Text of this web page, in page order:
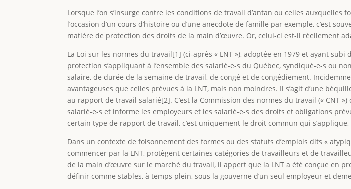
Lorsque l’on s’insurge contre les conditions de travail d’antan ou celles
l’occasion d’un cours d’histoire ou d’une anecdote de famille par exemple, c’est
matière de protection des droits de la main d’œuvre. Or, celui-ci est-il réellement
La Loi sur les normes du travail[1] (ci-après « LNT »), adoptée en 1979 et ayant
protection s’appliquant à l’ensemble des salarié-e-s du Québec, syndiqué-e-s ou
salaire, de durée de la semaine de travail, de congé et de congédiement.
avantageuses que celles prévues à la LNT, mais non moindres. Il s’agit d’une
au rapport de travail salarié[2]. C’est la Commission des normes du travail (« CNT
salarié-e-s et informe les employeurs et les salarié-e-s des droits et obligations
certain type de rapport de travail, c’est uniquement le droit commun qui
Dans un contexte de foisonnement des formes ou des statuts d’emplois dits «
commencer par la LNT, protègent certaines catégories de travailleurs et de
de la main d’œuvre sur le marché du travail, il appert que la LNT a été conçue en
définir comme stables, à temps plein, sous la gouverne d’un seul employeur et